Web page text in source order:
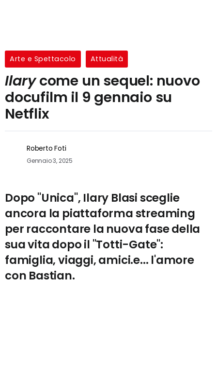
Arte e Spettacolo Attualità
Ilarycome un sequel: nuovo
docufilm il 9 gennaio su
Netflix
Roberto Foti
Gennaio 3, 2025
Dopo "Unica", Ilary Blasi sceglie
ancora la piattaforma streaming
per raccontare la nuova fase della
sua vita dopo il "Totti-Gate":
famiglia, viaggi, amici.e... l'amore
con Bastian.